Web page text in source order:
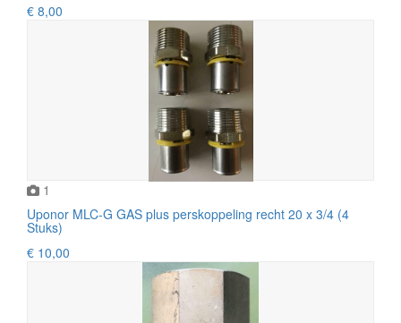
€ 8,00
1
Uponor MLC-G GAS plus perskoppeling recht 20 x 3/4 (4
Stuks)
€ 10,00